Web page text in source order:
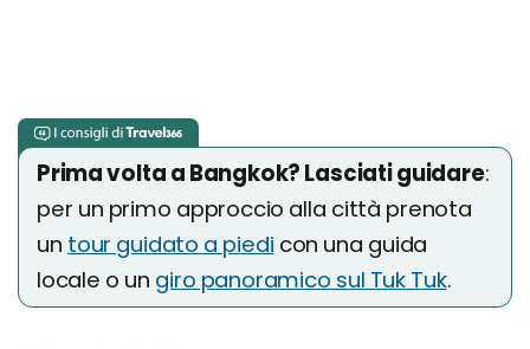
Prima volta a Bangkok? Lasciati guidare:
per un primo approccio alla città prenota
un tour guidato a piedi con una guida
locale o un giro panoramico sul Tuk Tuk.